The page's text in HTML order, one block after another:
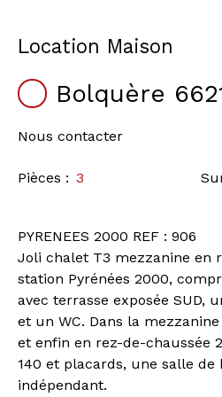
Location Maison
Bolquère
Nous contacter
Pièces : 3
PYRENEES 2000 REF : 906
Joli chalet T3 mezzanine en
station Pyrénées 2000,
avec terrasse exposée SUD,
et un WC. Dans la
et enfin en rez-de-chaussée
140 et placards, une salle de
indépendant.